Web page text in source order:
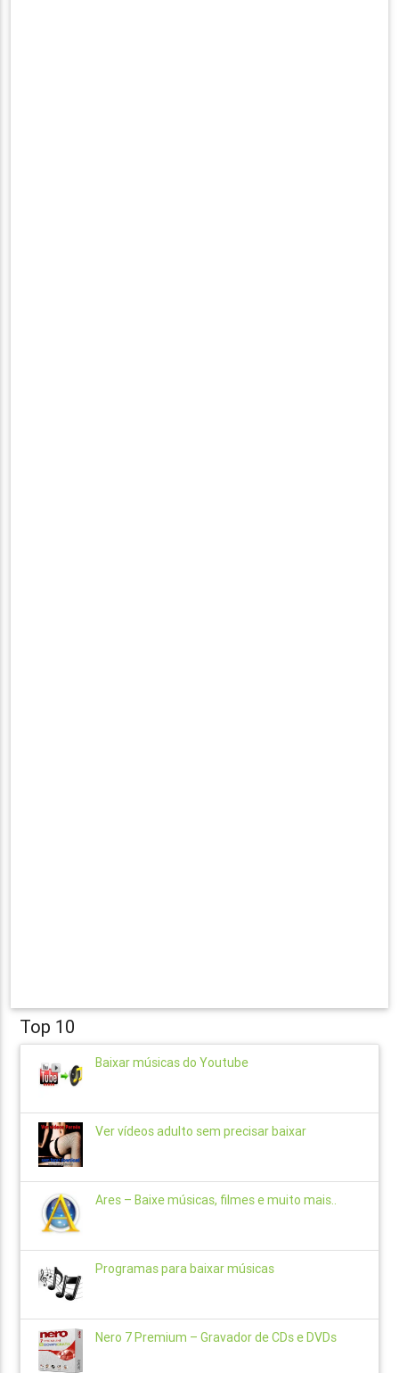
Top 10
Baixar músicas do Youtube
Ver vídeos adulto sem precisar baixar
Ares – Baixe músicas, filmes e muito mais..
Programas para baixar músicas
Nero 7 Premium – Gravador de CDs e DVDs